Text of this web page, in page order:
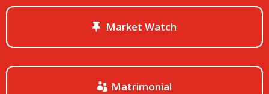
Market Watch
Matrimonial